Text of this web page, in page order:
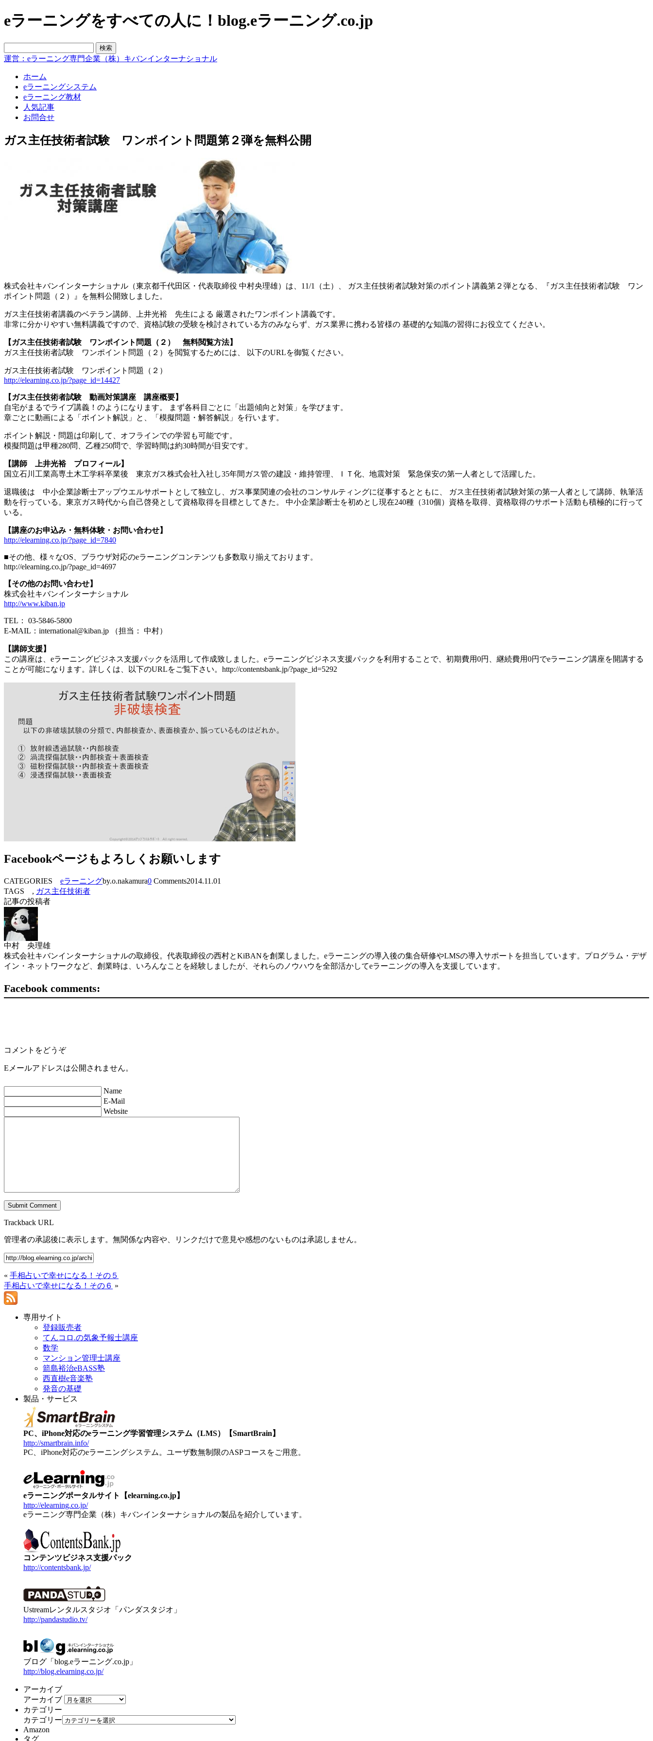
eラーニングをすべての人に！blog.eラーニング.co.jp
運営：eラーニング専門企業（株）キバンインターナショナル
ホーム
eラーニングシステム
eラーニング教材
人気記事
お問合せ
ガス主任技術者試験 ワンポイント問題第２弾を無料公開
株式会社キバンインターナショナル（東京都千代田区・代表取締役 中村央理雄）は、11/1（土）、 ガス主任技術者試験対策のポイント講義第２弾となる、『ガス主任技術者試験 ワン
ポイント問題（２）』を無料公開致しました。
ガス主任技術者講義のベテラン講師、上井光裕 先生による 厳選されたワンポイント講義です。
非常に分かりやすい無料講義ですので、資格試験の受験を検討されている方のみならず、ガス業界に携わる皆様の 基礎的な知識の習得にお役立てください。
【ガス主任技術者試験 ワンポイント問題（２） 無料閲覧方法】
ガス主任技術者試験 ワンポイント問題（２）を閲覧するためには、 以下のURLを御覧ください。
ガス主任技術者試験 ワンポイント問題（２）
http://elearning.co.jp/?page_id=14427
【ガス主任技術者試験 動画対策講座 講座概要】
自宅がまるでライブ講義！のようになります。 まず各科目ごとに「出題傾向と対策」を学びます。
章ごとに動画による「ポイント解説」と、「模擬問題・解答解説」を行います。
ポイント解説・問題は印刷して、オフラインでの学習も可能です。
模擬問題は甲種280問、乙種250問で、学習時間は約30時間が目安です。
【講師 上井光裕 プロフィール】
国立石川工業高専土木工学科卒業後 東京ガス株式会社入社し35年間ガス管の建設・維持管理、ＩＴ化、地震対策 緊急保安の第一人者として活躍した。
退職後は 中小企業診断士アップウエルサポートとして独立し、ガス事業関連の会社のコンサルティングに従事するとともに、 ガス主任技術者試験対策の第一人者として講師、執筆活
動を行っている。東京ガス時代から自己啓発として資格取得を目標としてきた。 中小企業診断士を初めとし現在240種（310個）資格を取得、資格取得のサポート活動も積極的に行って
いる。
【講座のお申込み・無料体験・お問い合わせ】
http://elearning.co.jp/?page_id=7840
■その他、様々なOS、ブラウザ対応のeラーニングコンテンツも多数取り揃えております。
http://elearning.co.jp/?page_id=4697
【その他のお問い合わせ】
株式会社キバンインターナショナル
http://www.kiban.jp
TEL： 03-5846-5800
E-MAIL：international@kiban.jp （担当： 中村）
【講師支援】
この講座は、eラーニングビジネス支援パックを活用して作成致しました。eラーニングビジネス支援パックを利用することで、初期費用0円、継続費用0円でeラーニング講座を開講する
ことが可能になります。詳しくは、以下のURLをご覧下さい。http://contentsbank.jp/?page_id=5292
Facebookページもよろしくお願いします
CATEGORIES eラーニングby.o.nakamura0 Comments2014.11.01
TAGS , ガス主任技術者
記事の投稿者
中村 央理雄
株式会社キバンインターナショナルの取締役。代表取締役の西村とKiBANを創業しました。eラーニングの導入後の集合研修やLMSの導入サポートを担当しています。プログラム・デザ
イン・ネットワークなど、創業時は、いろんなことを経験しましたが、それらのノウハウを全部活かしてeラーニングの導入を支援しています。
Facebook comments:
コメントをどうぞ
Eメールアドレスは公開されません。
Name
E-Mail
Website
Trackback URL
管理者の承認後に表示します。無関係な内容や、リンクだけで意見や感想のないものは承認しません。
« 手相占いで幸せになる！その５
手相占いで幸せになる！その６ »
専用サイト
登録販売者
てんコロ.の気象予報士講座
数学
マンション管理士講座
箭島裕治eBASS塾
西直樹e音楽塾
発音の基礎
製品・サービス
PC、iPhone対応のeラーニング学習管理システム（LMS）【SmartBrain】
http://smartbrain.info/
PC、iPhone対応のeラーニングシステム。ユーザ数無制限のASPコースをご用意。
eラーニングポータルサイト【elearning.co.jp】
http://elearning.co.jp/
eラーニング専門企業（株）キバンインターナショナルの製品を紹介しています。
コンテンツビジネス支援パック
http://contentsbank.jp/
Ustreamレンタルスタジオ「パンダスタジオ」
http://pandastudio.tv/
ブログ「blog.eラーニング.co.jp」
http://blog.elearning.co.jp/
アーカイブ
アーカイブ
カテゴリー
カテゴリー
Amazon
タグ